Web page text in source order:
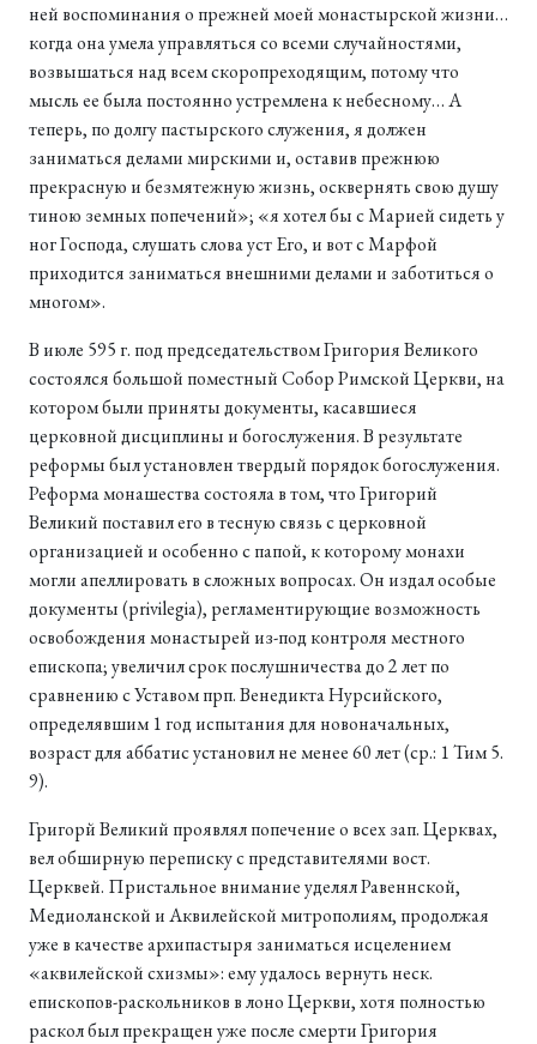
ней воспоминания о прежней моей монастырской жизни…
когда она умела управляться со всеми случайностями,
возвышаться над всем скоропреходящим, потому что
мысль ее была постоянно устремлена к небесному… А
теперь, по долгу пастырского служения, я должен
заниматься делами мирскими и, оставив прежнюю
прекрасную и безмятежную жизнь, осквернять свою душу
тиною земных попечений»; «я хотел бы с Марией сидеть у
ног Господа, слушать слова уст Его, и вот с Марфой
приходится заниматься внешними делами и заботиться о
многом».
В июле 595 г. под председательством Григория Великого
состоялся большой поместный Собор Римской Церкви, на
котором были приняты документы, касавшиеся
церковной дисциплины и богослужения. В результате
реформы был установлен твердый порядок богослужения.
Реформа монашества состояла в том, что Григорий
Великий поставил его в тесную связь с церковной
организацией и особенно с папой, к которому монахи
могли апеллировать в сложных вопросах. Он издал особые
документы (privilegia), регламентирующие возможность
освобождения монастырей из-под контроля местного
епископа; увеличил срок послушничества до 2 лет по
сравнению с Уставом прп. Венедикта Нурсийского,
определявшим 1 год испытания для новоначальных,
возраст для аббатис установил не менее 60 лет (ср.: 1 Тим 5.
9).
Григорй Великий проявлял попечение о всех зап. Церквах,
вел обширную переписку с представителями вост.
Церквей. Пристальное внимание уделял Равеннской,
Медиоланской и Аквилейской митрополиям, продолжая
уже в качестве архипастыря заниматься исцелением
«аквилейской схизмы»: ему удалось вернуть неск.
епископов-раскольников в лоно Церкви, хотя полностью
раскол был прекращен уже после смерти Григория